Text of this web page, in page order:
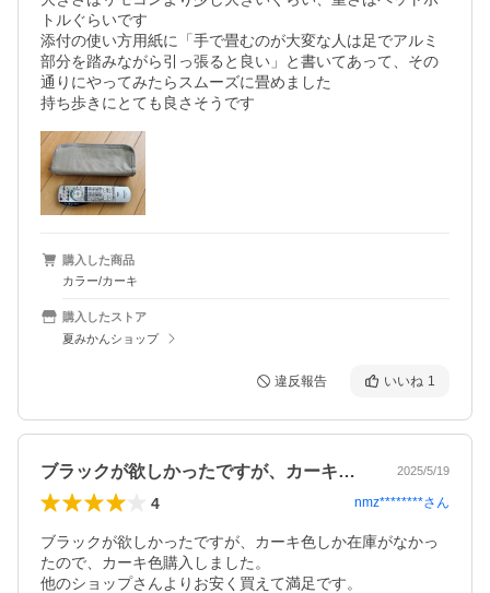
トルぐらいです
添付の使い方用紙に「手で畳むのが大変な人は足でアルミ
部分を踏みながら引っ張ると良い」と書いてあって、その
通りにやってみたらスムーズに畳めました
持ち歩きにとても良さそうです
購入した商品
カラー/カーキ
購入したストア
夏みかんショップ
違反報告 いいね 1
ブラックが欲しかったですが、カーキ色し… 2025/5/19
4 nmz********さん
ブラックが欲しかったですが、カーキ色しか在庫がなかっ
たので、カーキ色購入しました。
他のショップさんよりお安く買えて満足です。